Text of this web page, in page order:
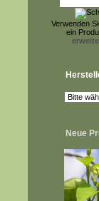
Verwenden
ein
Neue